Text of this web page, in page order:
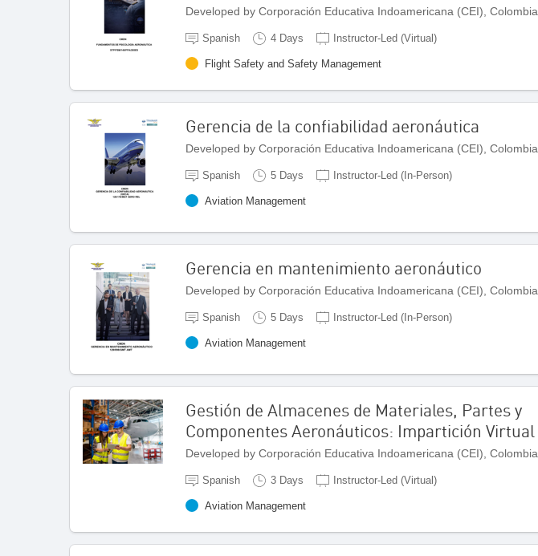
Developed by Corporación Educativa Indoamericana (CEI), Colombia
Spanish 4 Days Instructor-Led (Virtual)
Flight Safety and Safety Management
Gerencia de la confiabilidad aeronáutica
Developed by Corporación Educativa Indoamericana (CEI), Colombia
Spanish 5 Days Instructor-Led (In-Person)
Aviation Management
Gerencia en mantenimiento aeronáutico
Developed by Corporación Educativa Indoamericana (CEI), Colombia
Spanish 5 Days Instructor-Led (In-Person)
Aviation Management
Gestión de Almacenes de Materiales, Partes y
Componentes Aeronáuticos: Impartición Virtual
Developed by Corporación Educativa Indoamericana (CEI), Colombia
Spanish 3 Days Instructor-Led (Virtual)
Aviation Management